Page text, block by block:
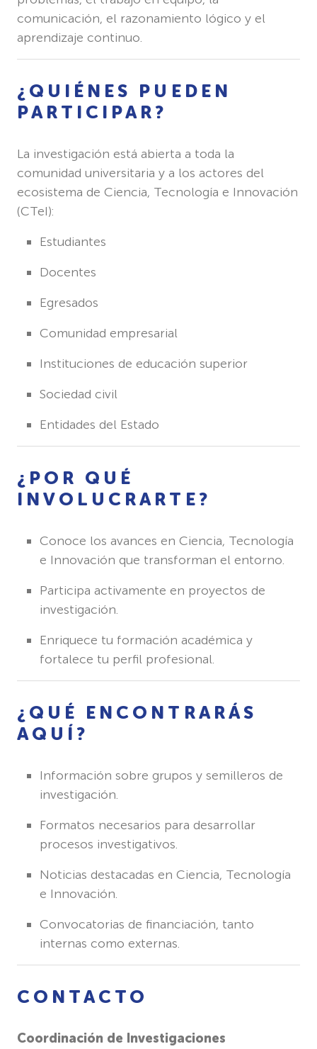
comunicación, el razonamiento lógico y el
aprendizaje continuo.
¿QUIÉNES PUEDEN
PARTICIPAR?
La investigación está abierta a toda la
comunidad universitaria y a los actores del
ecosistema de Ciencia, Tecnología e Innovación
(CTeI):
Estudiantes
Docentes
Egresados
Comunidad empresarial
Instituciones de educación superior
Sociedad civil
Entidades del Estado
¿POR QUÉ
INVOLUCRARTE?
Conoce los avances en Ciencia, Tecnología
e Innovación que transforman el entorno.
Participa activamente en proyectos de
investigación.
Enriquece tu formación académica y
fortalece tu perfil profesional.
¿QUÉ ENCONTRARÁS
AQUÍ?
Información sobre grupos y semilleros de
investigación.
Formatos necesarios para desarrollar
procesos investigativos.
Noticias destacadas en Ciencia, Tecnología
e Innovación.
Convocatorias de financiación, tanto
internas como externas.
CONTACTO
Coordinación de Investigaciones